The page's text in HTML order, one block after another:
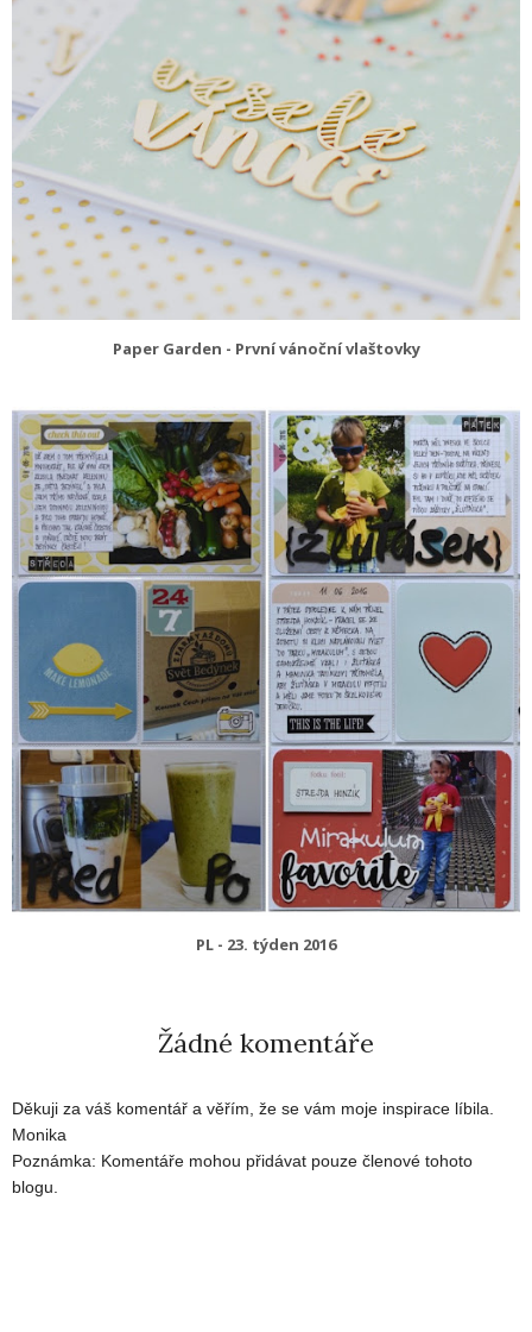
Paper Garden - První vánoční vlaštovky
PL - 23. týden 2016
Žádné komentáře
Děkuji za váš komentář a věřím, že se vám moje inspirace líbila.
Monika
Poznámka: Komentáře mohou přidávat pouze členové tohoto
blogu.